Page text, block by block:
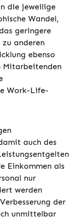
die jeweilige
Wandel,
geringere
anderen
ebenso
Mitarbeitenden
Work-Life-
auch des
Einkommen als
nur
werden
der
unmittelbar